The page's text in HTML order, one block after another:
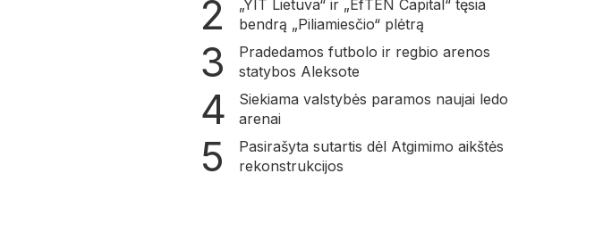
„YIT Lietuva“ ir „EfTEN Capital“ tęsia
bendrą „Piliamiesčio“ plėtrą
Pradedamos futbolo ir regbio arenos
statybos Aleksote
Siekiama valstybės paramos naujai ledo
arenai
Pasirašyta sutartis dėl Atgimimo aikštės
rekonstrukcijos